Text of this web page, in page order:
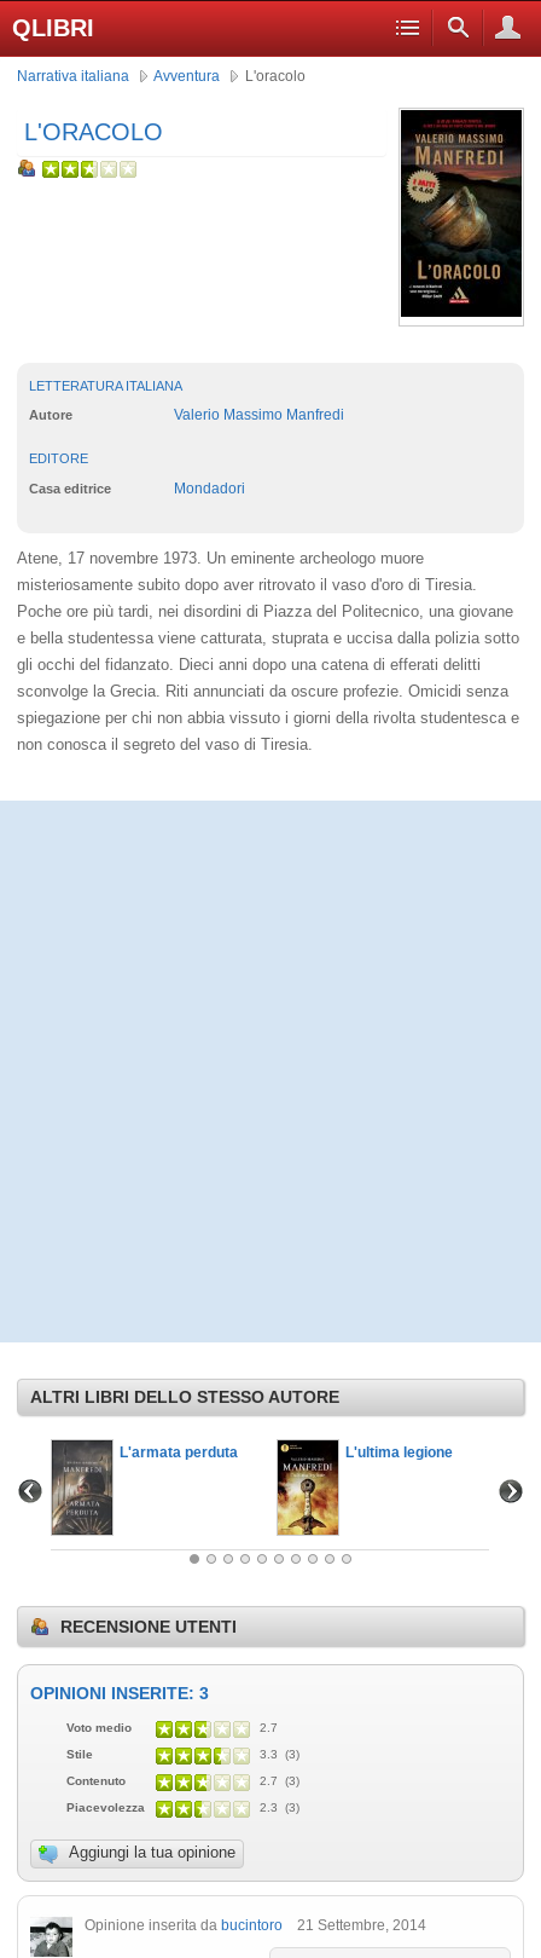
QLIBRI
Narrativa italiana Avventura L'oracolo
L'ORACOLO
LETTERATURA ITALIANA
Autore Valerio Massimo Manfredi
EDITORE
Casa editrice Mondadori
Atene, 17 novembre 1973. Un eminente archeologo muore
misteriosamente subito dopo aver ritrovato il vaso d'oro di Tiresia.
Poche ore più tardi, nei disordini di Piazza del Politecnico, una giovane
e bella studentessa viene catturata, stuprata e uccisa dalla polizia sotto
gli occhi del fidanzato. Dieci anni dopo una catena di efferati delitti
sconvolge la Grecia. Riti annunciati da oscure profezie. Omicidi senza
spiegazione per chi non abbia vissuto i giorni della rivolta studentesca e
non conosca il segreto del vaso di Tiresia.
ALTRI LIBRI DELLO STESSO AUTORE
L'armata perduta L'ultima legione
RECENSIONE UTENTI
OPINIONI INSERITE: 3
Voto medio
2.7
Stile
3.3 (3)
Contenuto
2.7 (3)
Piacevolezza
2.3 (3)
Aggiungi la tua opinione
Opinione inserita da bucintoro 21 Settembre, 2014